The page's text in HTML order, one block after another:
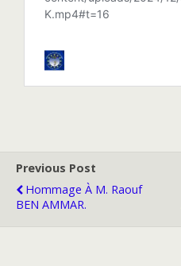
Previous Post
Hommage À M. Raouf
BEN AMMAR.